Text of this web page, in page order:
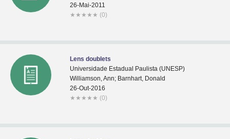
26-Mai-2011
★ ★ ★ ★ ★ (0)
Lens doublets
Universidade Estadual Paulista (UNESP)
Williamson, Ann; Barnhart, Donald
26-Out-2016
★ ★ ★ ★ ★ (0)